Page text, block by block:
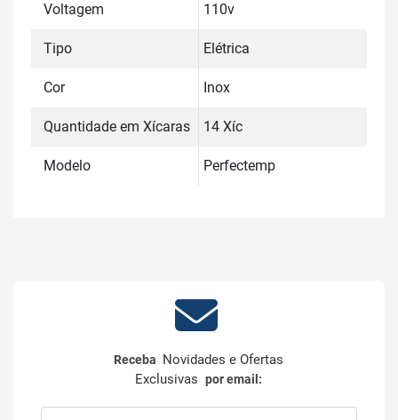
Voltagem 110v
Tipo Elétrica
Cor Inox
Quantidade em Xícaras 14 Xíc
Modelo Perfectemp
Receba Novidades e Ofertas
Exclusivaspor email: